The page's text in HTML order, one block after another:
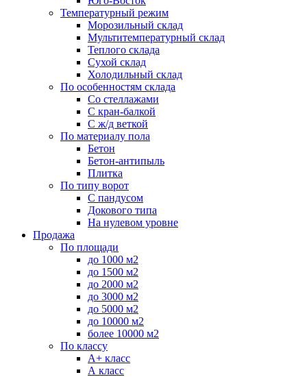
Температурный режим
Морозильный склад
Мультитемпературный склад
Теплого склада
Сухой склад
Холодильный склад
По особенностям склада
Со стеллажами
С кран-балкой
С ж/д веткой
По материалу пола
Бетон
Бетон-антипыль
Плитка
По типу ворот
С пандусом
Докового типа
На нулевом уровне
Продажа
По площади
до 1000 м2
до 1500 м2
до 2000 м2
до 3000 м2
до 5000 м2
до 10000 м2
более 10000 м2
По классу
A+ класс
А класс